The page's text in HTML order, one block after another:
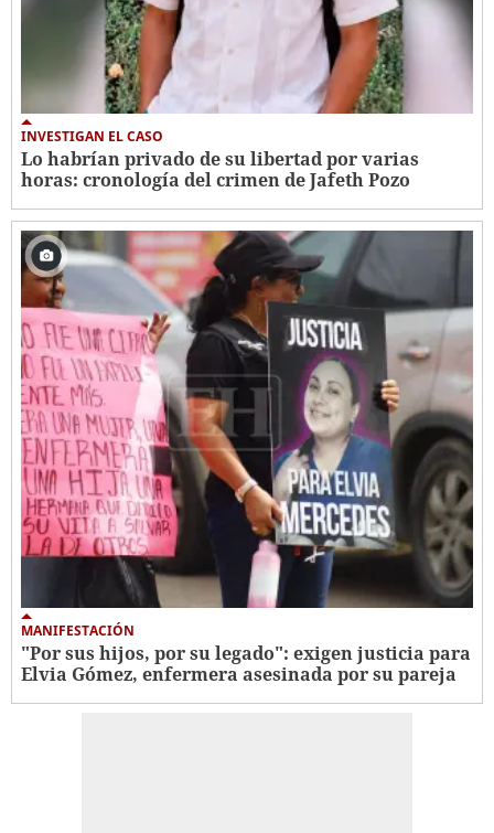
INVESTIGAN EL CASO
Lo habrían privado de su libertad por varias
horas: cronología del crimen de Jafeth Pozo
MANIFESTACIÓN
"Por sus hijos, por su legado": exigen justicia para
Elvia Gómez, enfermera asesinada por su pareja